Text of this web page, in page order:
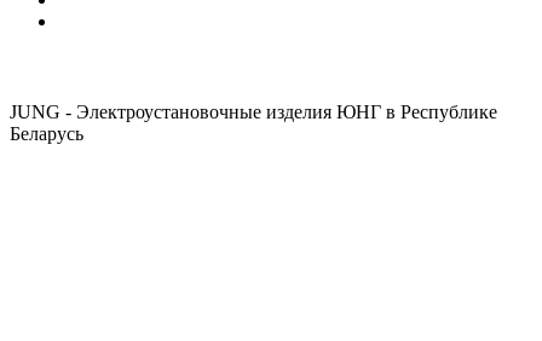
JUNG - Электроустановочные изделия ЮНГ в Республике
Беларусь